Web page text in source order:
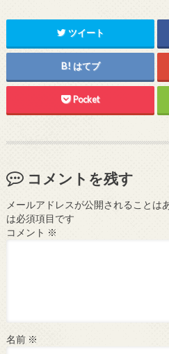
ツイート
はてブ
Pocket
コメントを残す
メールアドレスが公開されることは
は必須項目です
コメント ※
名前 ※